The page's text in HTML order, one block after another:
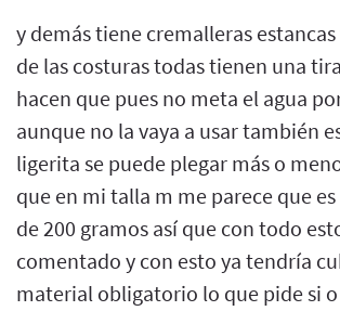
y demás tiene cremalleras estancas
de las costuras todas tienen una
hacen que pues no meta el agua
aunque no la vaya a usar también
ligerita se puede plegar más o
que en mi talla m me parece que
de 200 gramos así que con todo
comentado y con esto ya tendría
material obligatorio lo que pide si o